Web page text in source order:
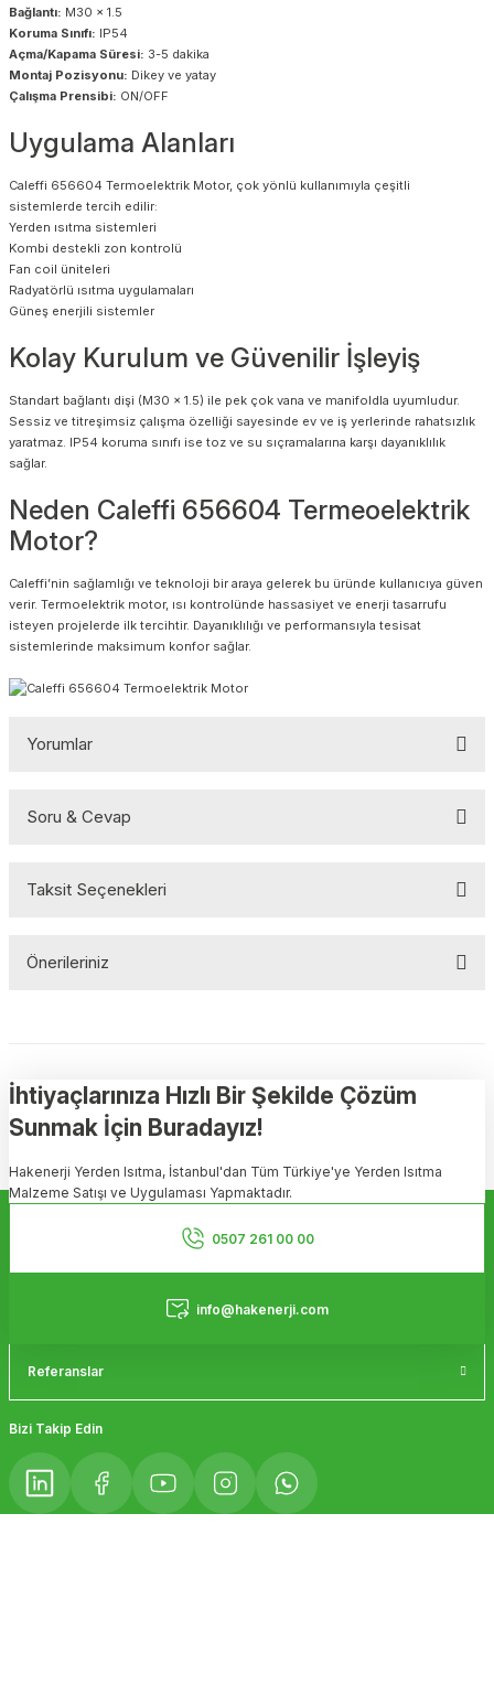
Bağlantı: M30 x 1.5
Koruma Sınıfı: IP54
Açma/Kapama Süresi: 3-5 dakika
Montaj Pozisyonu: Dikey ve yatay
Çalışma Prensibi: ON/OFF
Uygulama Alanları
Caleffi 656604 Termoelektrik Motor, çok yönlü kullanımıyla çeşitli
sistemlerde tercih edilir:
Yerden ısıtma sistemleri
Kombi destekli zon kontrolü
Fan coil üniteleri
Radyatörlü ısıtma uygulamaları
Güneş enerjili sistemler
Kolay Kurulum ve Güvenilir İşleyiş
Standart bağlantı dişi (M30 x 1.5) ile pek çok vana ve manifoldla uyumludur.
Sessiz ve titreşimsiz çalışma özelliği sayesinde ev ve iş yerlerinde rahatsızlık
yaratmaz. IP54 koruma sınıfı ise toz ve su sıçramalarına karşı dayanıklılık
sağlar.
Neden Caleffi 656604 Termeoelektrik
Motor?
Caleffi’nin sağlamlığı ve teknoloji bir araya gelerek bu üründe kullanıcıya güven
verir. Termoelektrik motor, ısı kontrolünde hassasiyet ve enerji tasarrufu
isteyen projelerde ilk tercihtir. Dayanıklılığı ve performansıyla tesisat
sistemlerinde maksimum konfor sağlar.
Yorumlar
Soru & Cevap
Taksit Seçenekleri
Önerileriniz
Görüş ve önerileriniz için teşekkür ederiz.
Ürün resmi kalitesiz, bozuk veya görüntülenemiyor.
Ürün açıklamasında eksik bilgiler bulunuyor.
Ürün bilgilerinde hatalar bulunuyor.
Ürün fiyatı diğer sitelerden daha pahalı.
Bu ürüne benzer farklı alternatifler olmalı.
İhtiyaçlarınıza Hızlı Bir Şekilde Çözüm
Sunmak İçin Buradayız!
Hakenerji Yerden Isıtma, İstanbul'dan Tüm Türkiye'ye Yerden Isıtma
Malzeme Satışı ve Uygulaması Yapmaktadır.
0507 261 00 00
info@hakenerji.com
Referanslar
Bizi Takip Edin